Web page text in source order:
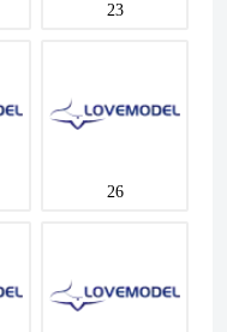
23
26